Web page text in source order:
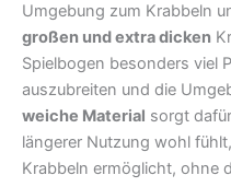
Umgebung zum Krabbeln
großen und extra dicken
Spielbogen besonders viel
auszubreiten und die
weiche Material sorgt
längerer Nutzung wohl
Krabbeln ermöglicht, ohne